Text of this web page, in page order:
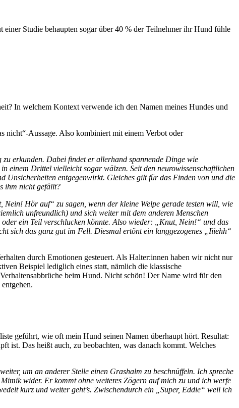
Studie behaupten sogar über 40 % der Teilnehmer ihr Hund fühle
In welchem Kontext verwende ich den Namen meines Hundes und
nicht“-Aussage. Also kombiniert mit einem Verbot oder
erkunden. Dabei findet er allerhand spannende Dinge wie
in einem Drittel vielleicht sogar wälzen. Seit den neurowissenschaftlichen
Unsicherheiten entgegenwirkt. Gleiches gilt für das Finden von und die
ihm nicht gefällt?
, Nein! Hör auf“ zu sagen, wenn der kleine Welpe gerade testen will, wie
unfreundlich) und sich weiter mit dem anderen Menschen
ein Teil verschlucken könnte. Also wieder: „ Knut, Nein!“ und das
sich das ganz gut im Fell. Diesmal ertönt ein langgezogenes „Iiiehh“
durch Emotionen gesteuert. Als Halter:innen haben wir nicht nur
Beispiel lediglich eines statt, nämlich die klassische
beim Hund. Nicht schön! Der Name wird für den
geführt, wie oft mein Hund seinen Namen überhaupt hört. Resultat:
ist. Das heißt auch, zu beobachten, was danach kommt. Welches
um an anderer Stelle einen Grashalm zu beschnüffeln. Ich spreche
wider. Er kommt ohne weiteres Zögern auf mich zu und ich werfe
kurz und weiter geht’s. Zwischendurch ein „Super, Eddie“ weil ich